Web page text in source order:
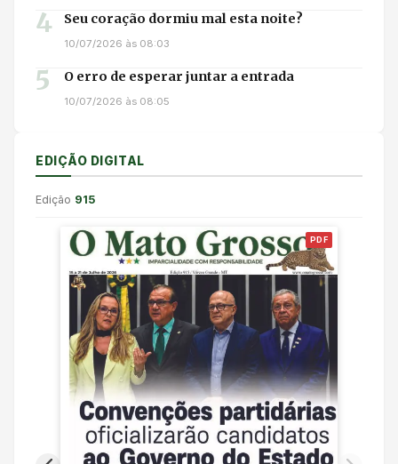
4 Seu coração dormiu mal esta noite?
10/07/2026 às 08:03
5 O erro de esperar juntar a entrada
10/07/2026 às 08:05
EDIÇÃO DIGITAL
Edição 915
PDF